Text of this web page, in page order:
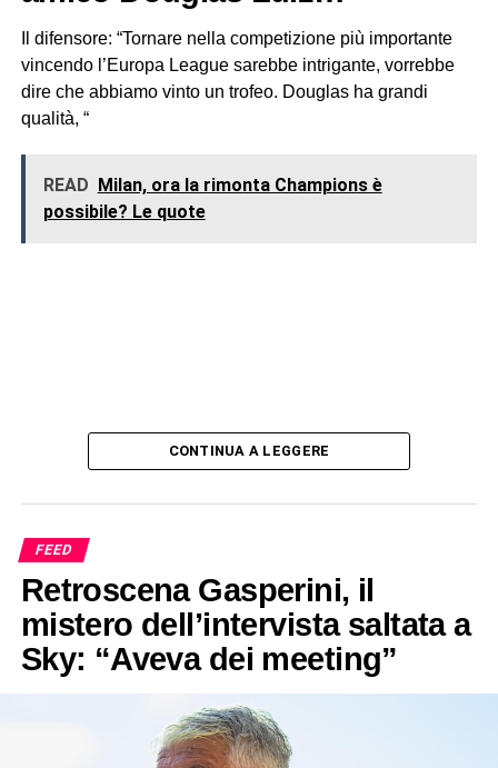
Il difensore: “Tornare nella competizione più importante
vincendo l’Europa League sarebbe intrigante, vorrebbe
dire che abbiamo vinto un trofeo. Douglas ha grandi
qualità, “
READ Milan, ora la rimonta Champions è
possibile? Le quote
CONTINUA A LEGGERE
FEED
Retroscena Gasperini, il
mistero dell’intervista saltata a
Sky: “Aveva dei meeting”